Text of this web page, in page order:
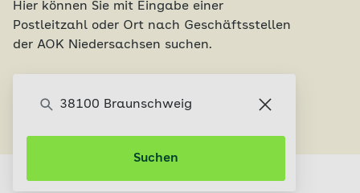
Hier können Sie mit Eingabe einer
Postleitzahl oder Ort nach Geschäftsstellen
der AOK Niedersachsen suchen.
Suchen